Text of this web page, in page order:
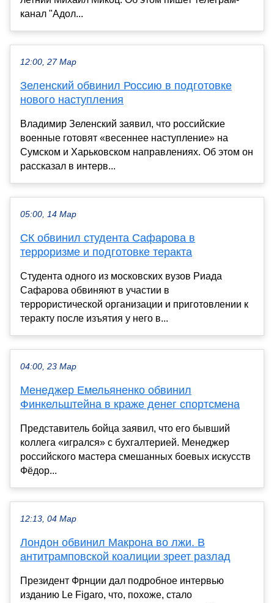
канал "Адол...
12:00, 27 Мар
Зеленский обвинил Россию в подготовке
нового наступления
Владимир Зеленский заявил, что российские
военные готовят «весеннее наступление» на
Сумском и Харьковском направлениях. Об этом он
рассказал в интерв...
05:00, 14 Мар
СК обвинил студента Сафарова в
терроризме и подготовке теракта
Студента одного из московских вузов Риада
Сафарова обвиняют в участии в
террористической организации и приготовлении к
теракту после изъятия у него в...
04:00, 23 Мар
Менеджер Емельяненко обвинил
Финкельштейна в краже денег спортсмена
Представитель бойца заявил, что его бывший
коллега «игрался» с бухгалтерией. Менеджер
российского мастера смешанных боевых искусств
Фёдор...
12:13, 04 Мар
Лондон обвинил Макрона во лжи. В
антитрамповской коалиции зреет разлад
Президент Фрнции дал подробное интервью
изданию Le Figaro, что, похоже, стало